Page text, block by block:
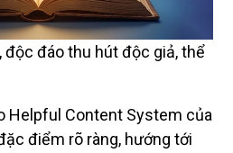
độc đáo thu hút độc giả, thể
Helpful Content System của
điểm rõ ràng, hướng tới